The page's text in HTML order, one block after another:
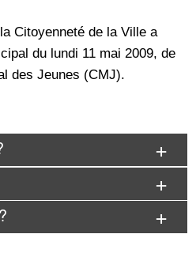
Citoyenneté de la Ville a
du lundi 11 mai 2009, de
des Jeunes (CMJ).